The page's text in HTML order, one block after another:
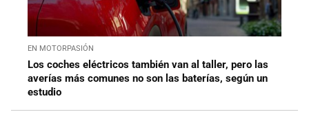
EN MOTORPASIÓN
Los coches eléctricos también van al taller, pero las
averías más comunes no son las baterías, según un
estudio